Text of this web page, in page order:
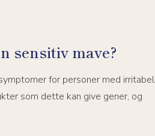
sensitiv mave?
for personer med irritabel
som dette kan give gener, og